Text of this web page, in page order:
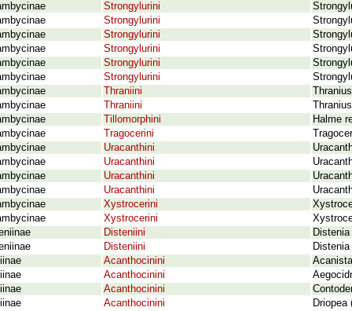
Strongylurini
Strongylurini
Strongylurini
Strongylurini
Strongylurini
Strongylurini
Thraniini
Thraniini
Tillomorphini
Halme
Tragocerini
Uracanthini
Uracanthini
Uracanthini
Uracanthini
Xystrocerini
Xystrocerini
Disteniini
Disteniini
Acanthocinini
Acanthocinini
Acanthocinini
Acanthocinini Driopea